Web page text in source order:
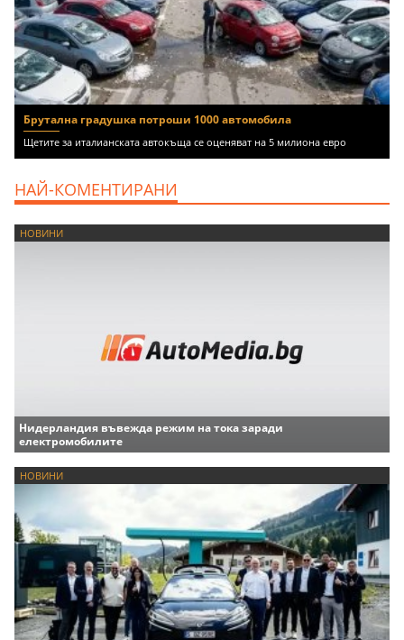
Брутална градушка потроши 1000 автомобила
Щетите за италианската автокъща се оценяват на 5 милиона евро
НАЙ-КОМЕНТИРАНИ
НОВИНИ
Нидерландия въвежда режим на тока заради
електромобилите
НОВИНИ